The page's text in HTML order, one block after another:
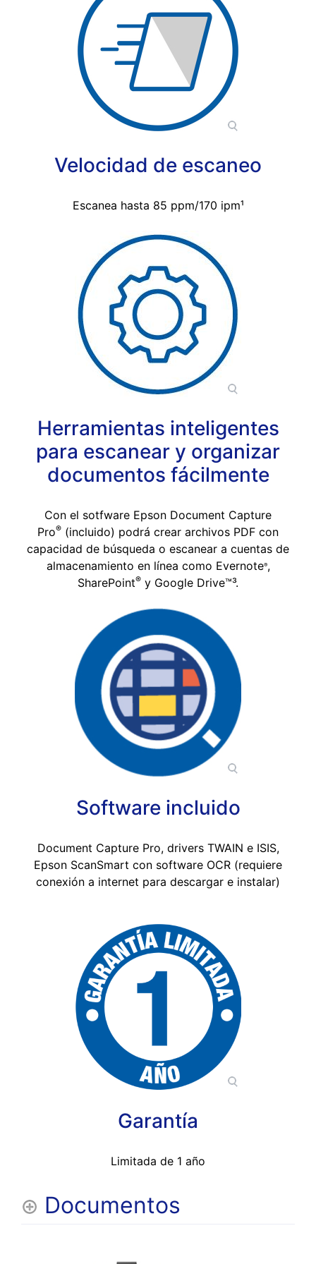
Velocidad de escaneo
Escanea hasta 85 ppm/170 ipm¹
Herramientas inteligentes
para escanear y organizar
documentos fácilmente
Con el sotfware Epson Document Capture
Pro® (incluido) podrá crear archivos PDF con
capacidad de búsqueda o escanear a cuentas de
almacenamiento en línea como Evernote®,
SharePoint® y Google Drive™³.
Software incluido
Document Capture Pro, drivers TWAIN e ISIS,
Epson ScanSmart con software OCR (requiere
conexión a internet para descargar e instalar)
Garantía
Limitada de 1 año
Documentos